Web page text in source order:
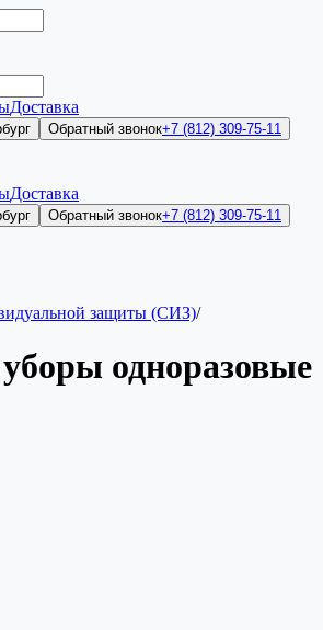
Доставка
Обратный звонок+7 (812) 309-75-11
Доставка
Обратный звонок+7 (812) 309-75-11
защиты (СИЗ)/
одноразовые